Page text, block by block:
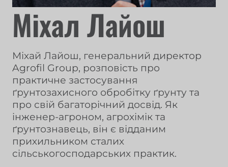
Міхал Лайош
Міхай Лайош, генеральний директор
Agrofil Group, розповість про
практичне застосування
ґрунтозахисного обробітку ґрунту та
про свій багаторічний досвід. Як
інженер-агроном, агрохімік та
ґрунтознавець, він є відданим
прихильником сталих
сільськогосподарських практик.